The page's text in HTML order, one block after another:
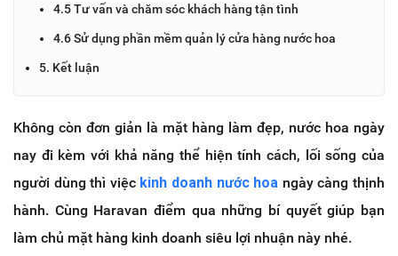
4.5 Tư vấn và chăm sóc khách hàng tận tình
4.6 Sử dụng phần mềm quản lý cửa hàng nước hoa
5. Kết luận
Không còn đơn giản là mặt hàng làm đẹp, nước hoa ngày
nay đi kèm với khả năng thể hiện tính cách, lối sống của
người dùng thì việc kinh doanh nước hoa ngày càng thịnh
hành. Cùng Haravan điểm qua những bí quyết giúp bạn
làm chủ mặt hàng kinh doanh siêu lợi nhuận này nhé.